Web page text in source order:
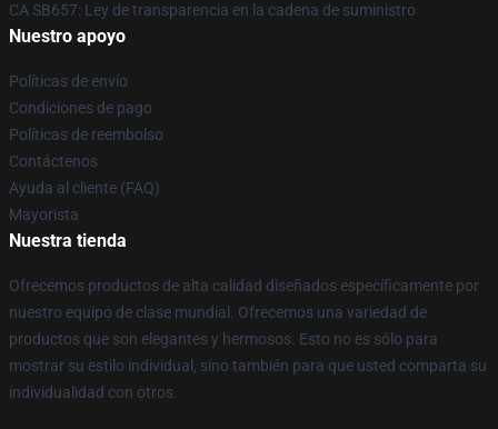
CA SB657: Ley de transparencia en la cadena de suministro
Nuestro apoyo
Políticas de envío
Condiciones de pago
Políticas de reembolso
Contáctenos
Ayuda al cliente (FAQ)
Mayorista
Nuestra tienda
Ofrecemos productos de alta calidad diseñados específicamente por
nuestro equipo de clase mundial. Ofrecemos una variedad de
productos que son elegantes y hermosos. Esto no es sólo para
mostrar su estilo individual, sino también para que usted comparta su
individualidad con otros.